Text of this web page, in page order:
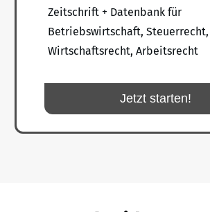
Zeitschrift + Datenbank für
Betriebswirtschaft, Steuerrecht,
Wirtschaftsrecht, Arbeitsrecht
Jetzt starten!